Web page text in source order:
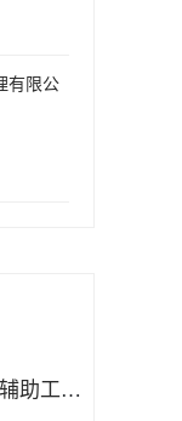
有限公
基础设施